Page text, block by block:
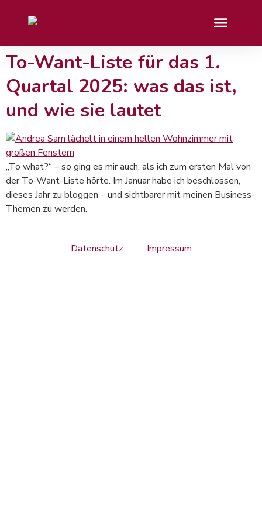
To-Want-Liste für das 1.
Quartal 2025: was das ist,
und wie sie lautet
„To what?“ – so ging es mir auch, als ich zum ersten Mal von
der To-Want-Liste hörte. Im Januar habe ich beschlossen,
dieses Jahr zu bloggen – und sichtbarer mit meinen Business-
Themen zu werden.
Datenschutz Impressum